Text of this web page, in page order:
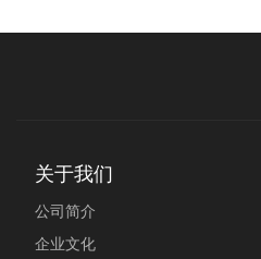
关于我们
公司简介
企业文化